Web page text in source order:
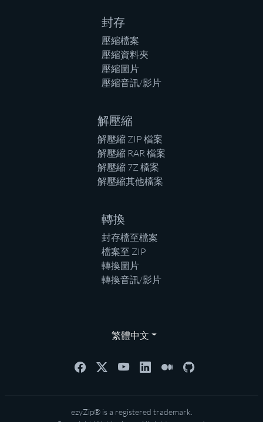
封存
壓縮檔案
壓縮資料夾
壓縮圖片
壓縮音訊/影片
解壓縮
解壓縮 ZIP 檔案
解壓縮 RAR 檔案
解壓縮 7Z 檔案
解壓縮其他檔案
轉換
封存檔至檔案
檔案至 ZIP
轉換圖片
轉換音訊/影片
繁體中文
ezyZip® is a registered trademark.